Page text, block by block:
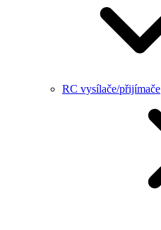
RC vysílače/přijímače